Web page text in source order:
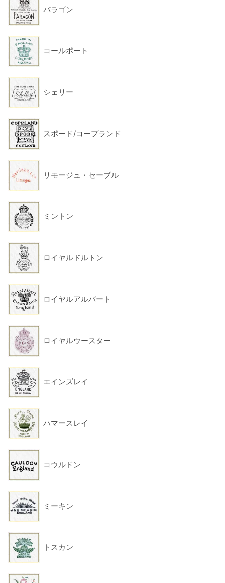
パラゴン
コールポート
シェリー
スポード/コープランド
リモージュ・セーブル
ミントン
ロイヤルドルトン
ロイヤルアルバート
ロイヤルウースター
エインズレイ
ハマースレイ
コウルドン
ミーキン
トスカン